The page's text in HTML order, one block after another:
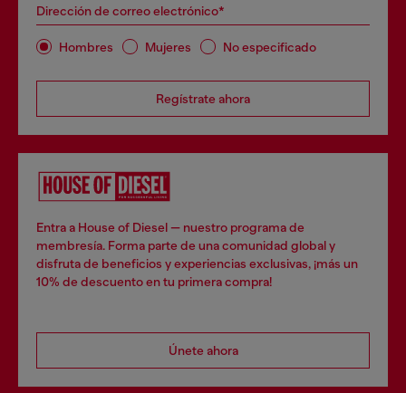
Dirección de correo electrónico*
Hombres Mujeres No especificado
Regístrate ahora
Entra a House of Diesel — nuestro programa de
membresía. Forma parte de una comunidad global y
disfruta de beneficios y experiencias exclusivas, ¡más un
10% de descuento en tu primera compra!
Únete ahora